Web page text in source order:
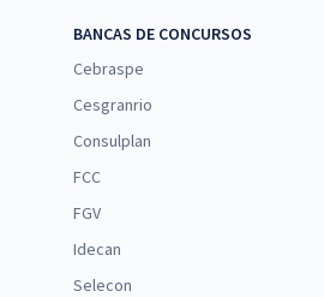
BANCAS DE CONCURSOS
Cebraspe
Cesgranrio
Consulplan
FCC
FGV
Idecan
Selecon